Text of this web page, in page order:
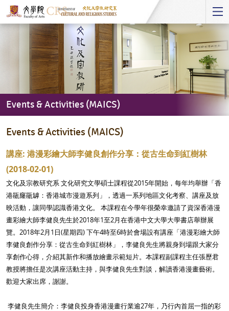
Start
Content
Events & Activities (MAICS)
(MAICS)
Events & Activities (MAICS)
講座: 港漫彩繪大師李健良創作分享：從古生命到紅樹林
(2018-02-01)
文化及宗教研究系 文化研究文學碩士課程從2015年開始，每年均舉辦「香
港瓹窿瓹罅：香港城市漫遊系列」，透過一系列地區文化考察、講座及放
映活動，讓同學認識香港文化。 本課程在今學年很榮幸邀請了資深香港漫
畫彩繪大師李健良先生於2018年1至2月在香港中文大學大學書店舉辦展
覽。2018年2月1日(星期四) 下午4時至6時於會場設有講座「港漫彩繪大師
李健良創作分享：從古生命到紅樹林」，李健良先生將親身到場跟大家分
享創作心得，介紹其新作和播放繪畫示範短片。本課程副課程主任張歷君
教授將擔任是次講座活動主持，與李健良先生對談，解讀香港漫畫藝術。
歡迎大家出席，謝謝。
李健良先生簡介：李健良投身香港漫畫行業逾27年，乃行內首屈一指的彩